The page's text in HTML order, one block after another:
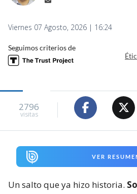
Viernes 07 Agosto, 2026 | 16:24
Seguimos criterios de
2796
visitas
VER
Un salto que ya hizo historia.